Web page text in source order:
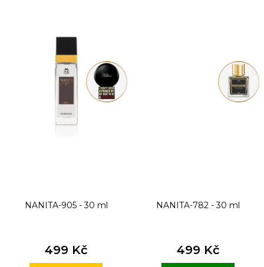
NANITA-905 - 30 ml
499 Kč
NANITA-782 - 30 ml
499 Kč